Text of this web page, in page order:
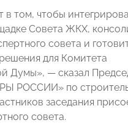
в том, чтобы
Совета ЖКХ,
совета и
для Комитета
Думы», — сказал
РОССИИ» по
заседания
совета.